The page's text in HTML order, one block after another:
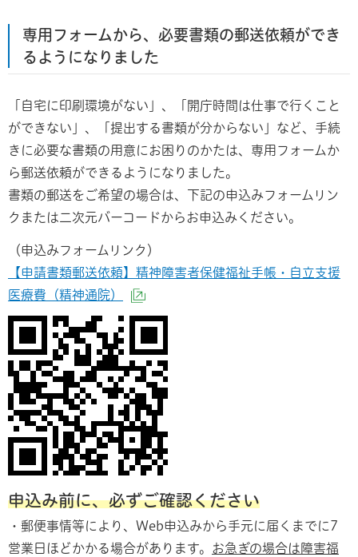
専用フォームから、必要書類の郵送依頼ができ
るようになりました
「自宅に印刷環境がない」、「開庁時間は仕事で行くこと
ができない」、「提出する書類が分からない」など、手続
きに必要な書類の用意にお困りのかたは、専用フォームか
ら郵送依頼ができるようになりました。
書類の郵送をご希望の場合は、下記の申込みフォームリン
クまたは二次元バーコードからお申込みください。
（申込みフォームリンク）
【申請書類郵送依頼】精神障害者保健福祉手帳・自立支援
医療費（精神通院）
申込み前に、必ずご確認ください
・郵便事情等により、Web申込みから手元に届くまでに7
営業日ほどかかる場合があります。
お急ぎの場合は障害福